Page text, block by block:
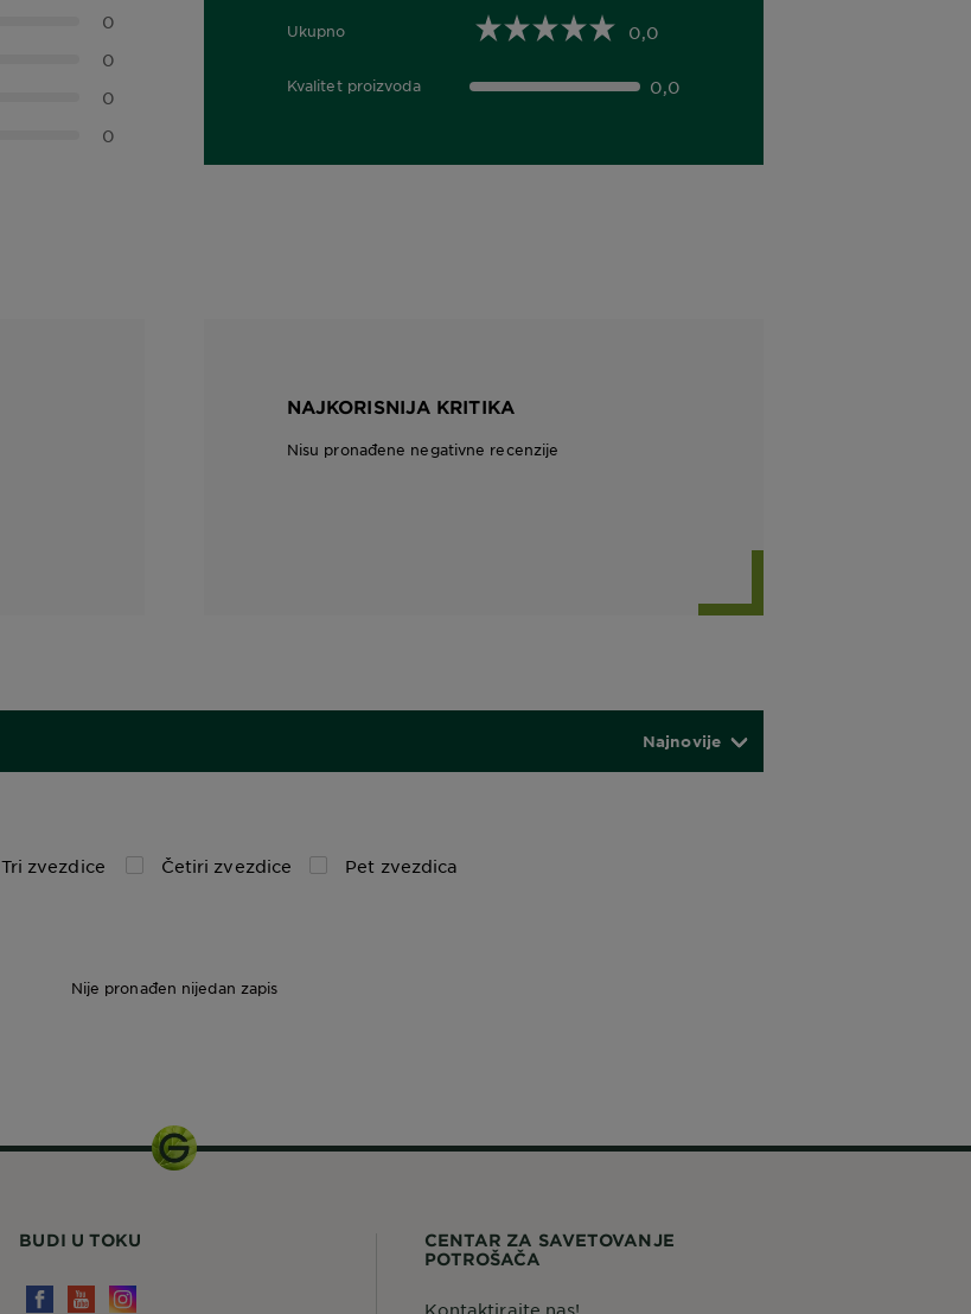
0
0
0
0
Ukupno
0,0 out of 5 stars 0,0
Kvalitet proizvoda
0,0 out of 5 stars 0,0
NAJKORISNIJA KRITIKA
Nisu pronađene negativne recenzije
Najnovije
Tri zvezdice Četiri zvezdice Pet zvezdica
Nije pronađen nijedan zapis
BUDI U TOKU
CENTAR ZA SAVETOVANJE
POTROŠAČA
Kontaktirajte nas!